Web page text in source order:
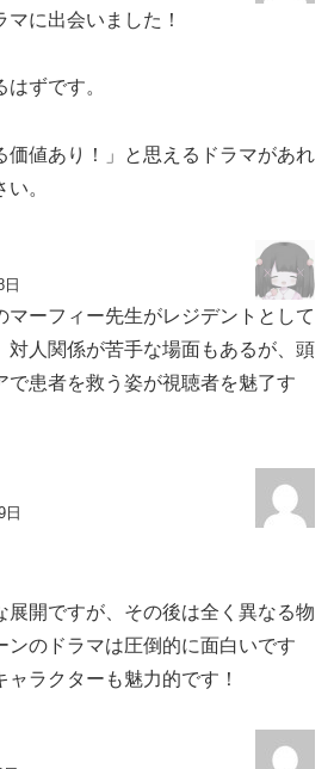
に出会いました！
ずです。
価値あり！」と思えるドラマがあれ
。
マーフィー先生がレジデントとして
対人関係が苦手な場面もあるが、頭
で患者を救う姿が視聴者を魅了す
日
展開ですが、その後は全く異なる物
ンのドラマは圧倒的に面白いです
ャラクターも魅力的です！